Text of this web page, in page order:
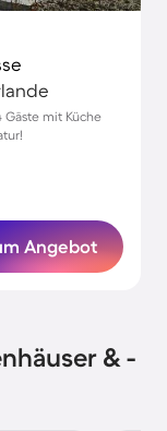
Gäste mit Küche
Angebot
& -